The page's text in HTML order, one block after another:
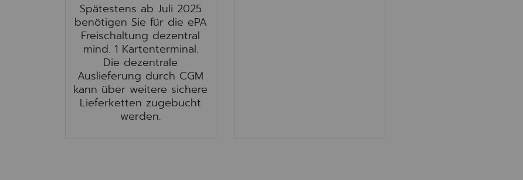
Spätestens ab Juli 2025
benötigen Sie für die ePA
Freischaltung dezentral
mind. 1 Kartenterminal.
Die dezentrale
Auslieferung durch CGM
kann über weitere sichere
Lieferketten zugebucht
werden.